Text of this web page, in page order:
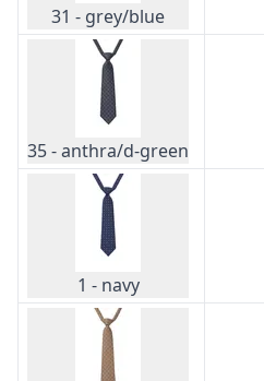
31 - grey/blue
35 - anthra/d-green
1 - navy